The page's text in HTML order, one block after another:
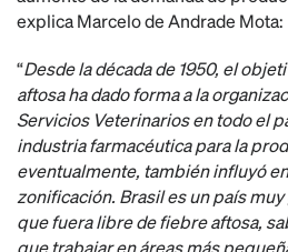
explica Marcelo de Andrade Mota:
“Desde la década de 1950, el
aftosa ha dado forma a la
Servicios Veterinarios en todo el
industria farmacéutica para la
eventualmente, también influyó
zonificación. Brasil es un país
que fuera libre de fiebre aftosa,